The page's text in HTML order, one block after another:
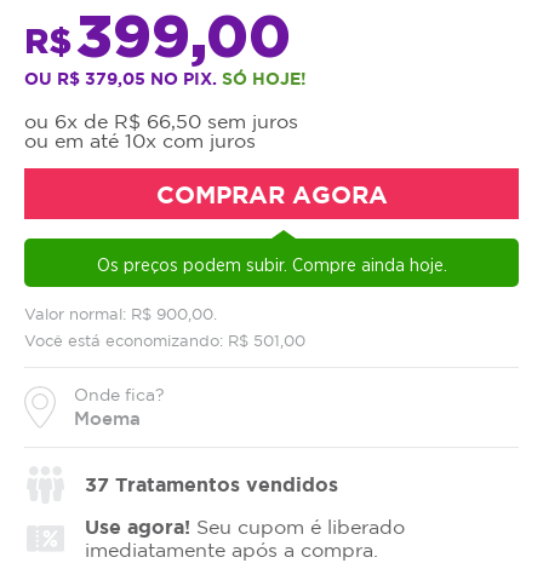
Valor normal: R$ 900,00.
Você está economizando: R$ 501,00
Onde fica?
Moema
R$399,00
OU R$ 379,05 NO PIX. SÓ HOJE!
ou 6x de R$ 66,50 sem juros
ou em até 10x com juros
COMPRAR AGORA
Os preços podem subir. Compre ainda hoje.
37 Tratamentos vendidos
Use agora! Seu cupom é liberado
imediatamente após a compra.